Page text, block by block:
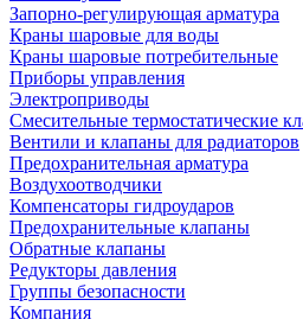
Запорно-регулирующая арматура
Краны шаровые для воды
Краны шаровые потребительные
Приборы управления
Электроприводы
Смесительные термостатические
Вентили и клапаны для радиаторов
Предохранительная арматура
Воздухоотводчики
Компенсаторы гидроударов
Предохранительные клапаны
Обратные клапаны
Редукторы давления
Группы безопасности
Компания